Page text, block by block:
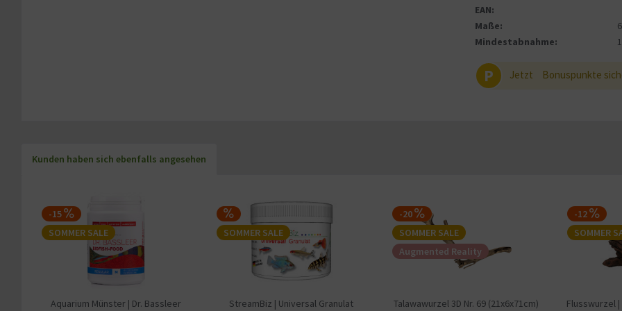
EAN:
Maße:
Mindestabnahme:
1
P Jetzt Bonuspunkte
Kunden haben sich ebenfalls angesehen
-15
SOMMER SALE
Aquarium Münster | Dr. Bassleer
SOMMER SALE
StreamBiz | Universal Granulat
-20
SOMMER SALE
Augmented Reality
Talawawurzel 3D Nr. 69 (21x6x71cm)
-12
SOMMER
Flusswurzel